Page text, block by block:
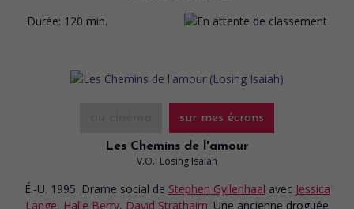
Durée: 120 min.
sur mes écrans
Les Chemins de l'amour
V.O.: Losing Isaiah
É.-U. 1995. Drame social de Stephen Gyllenhaal avec Jessica
Lange, Halle Berry, David Strathairn. Une ancienne droguée